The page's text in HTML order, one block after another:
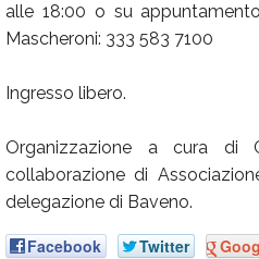
alle 18:00 o su
Mascheroni: 333 583 7100
Ingresso libero.
Organizzazione a cura
collaborazione di
delegazione di Baveno.
Facebook Twitter